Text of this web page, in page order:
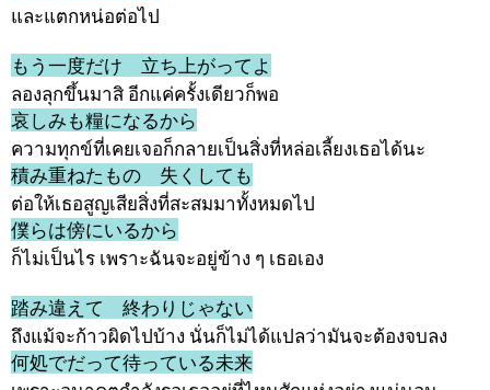
และแตกหน่อต่อไป
もう一度だけ 立ち上がってよ
ลองลุกขึ้นมาสิ อีกแค่ครั้งเดียวก็พอ
哀しみも糧になるから
ความทุกข์ที่เคยเจอก็กลายเป็นสิ่งที่หล่อเลี้ยงเธอได้นะ
積み重ねたもの 失くしても
ต่อให้เธอสูญเสียสิ่งที่สะสมมาทั้งหมดไป
僕らは傍にいるから
ก็ไม่เป็นไร เพราะฉันจะอยู่ข้าง ๆ เธอเอง
踏み違えて 終わりじゃない
ถึงแม้จะก้าวผิดไปบ้าง นั่นก็ไม่ได้แปลว่ามันจะต้องจบลง
何処でだって待っている未来